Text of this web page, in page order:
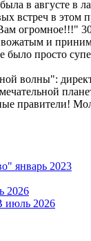
в августе в
встреч в этом
огромное!!!"
и
просто
волны":
правители!